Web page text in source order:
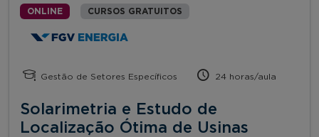
ONLINE CURSOS GRATUITOS
Gestão de Setores Específicos 24 horas/aula
Solarimetria e Estudo de
Localização Ótima de Usinas